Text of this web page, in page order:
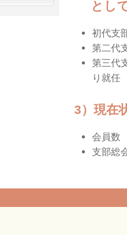
とし
初代支
第二代
第三代
り就任
3）現在
会員
支部総